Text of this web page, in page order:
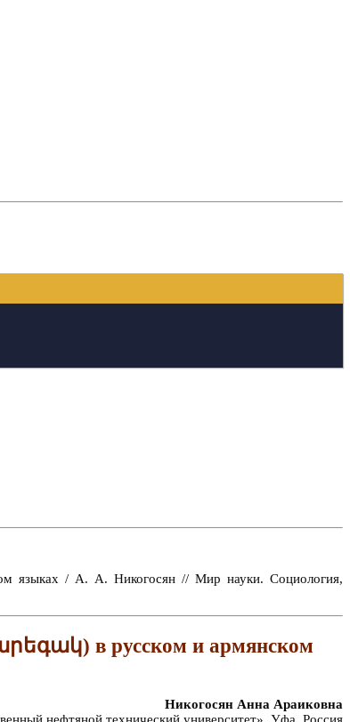
языках / А. А. Никогосян // Мир науки. Социология,
в русском и армянском
Никогосян Анна Араиковна